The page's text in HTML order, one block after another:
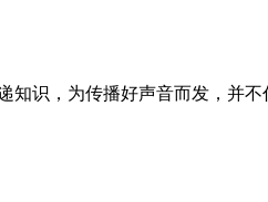
识，为传播好声音而发，并